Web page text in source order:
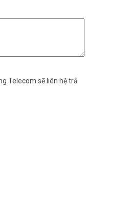
Telecom sẽ liên hệ trả